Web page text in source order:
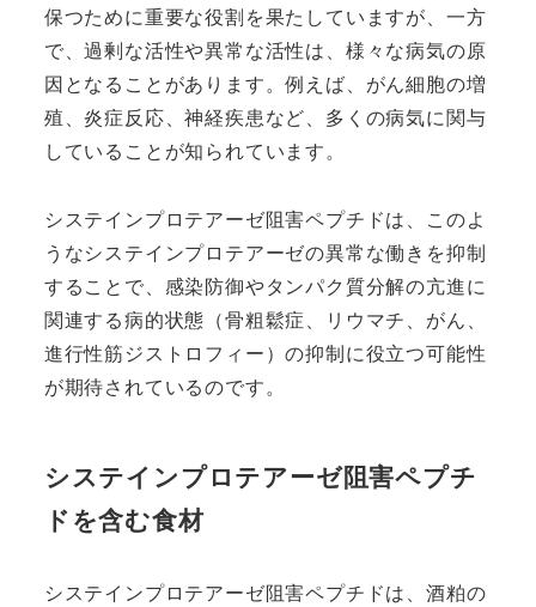
保つために重要な役割を果たしていますが、一方
で、過剰な活性や異常な活性は、様々な病気の原
因となることがあります。例えば、がん細胞の増
殖、炎症反応、神経疾患など、多くの病気に関与
していることが知られています。
システインプロテアーゼ阻害ペプチドは、このよ
うなシステインプロテアーゼの異常な働きを抑制
することで、感染防御やタンパク質分解の亢進に
関連する病的状態（骨粗鬆症、リウマチ、がん、
進行性筋ジストロフィー）の抑制に役立つ可能性
が期待されているのです。
システインプロテアーゼ阻害ペプチ
ドを含む食材
システインプロテアーゼ阻害ペプチドは、酒粕の